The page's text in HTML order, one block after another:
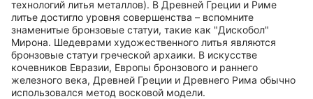
технологий литья металлов). В Древней Греции и Риме
литье достигло уровня совершенства – вспомните
знаменитые бронзовые статуи, такие как "Дискобол"
Мирона. Шедеврами художественного литья являются
бронзовые статуи греческой архаики. В искусстве
кочевников Евразии, Европы бронзового и раннего
железного века, Древней Греции и Древнего Рима обычно
использовался метод восковой модели.